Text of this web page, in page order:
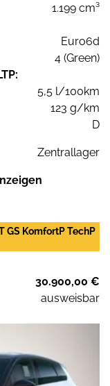
1.199 cm³
Euro6d
4 (Green)
5,5 l/100km
123 g/km
D
Zentrallager
GS KomfortP TechP
30.900,00 €
ausweisbar